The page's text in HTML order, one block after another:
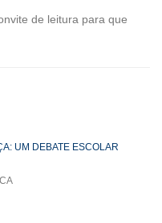
de leitura para que
UM DEBATE ESCOLAR